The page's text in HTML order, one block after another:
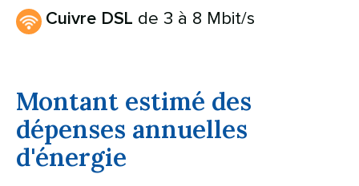
Cuivre DSL de 3 à 8 Mbit/s
Montant estimé des
dépenses annuelles
d'énergie